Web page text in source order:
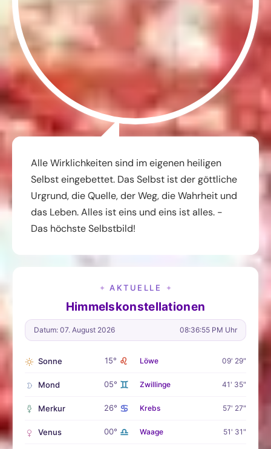
Alle Wirklichkeiten sind im eigenen heiligen
Selbst eingebettet. Das Selbst ist der göttliche
Urgrund, die Quelle, der Weg, die Wahrheit und
das Leben. Alles ist eins und eins ist alles. -
Das höchste Selbstbild!
✦ AKTUELLE ✦
Himmelskonstellationen
Datum: 07. August 2026 08:36:56 PM Uhr
Sonne 15° ♌ Löwe 09' 29"
Mond 05° ♊ Zwillinge 41' 35"
Merkur 26° ♋ Krebs 57' 27"
Venus 00° ♎ Waage 51' 31"